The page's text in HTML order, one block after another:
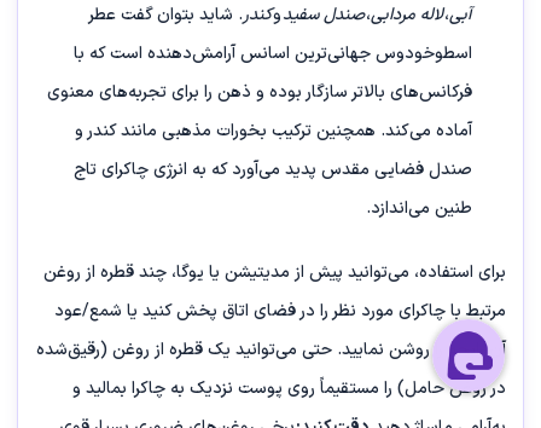
آبی،لاله مردابی،صندل سفیدوکندر. شاید بتوان گفت عطر
اسطوخودوس جهانی‌ترین اسانس آرامش‌دهنده است که با
فرکانس‌های بالاتر سازگار بوده و ذهن را برای تجربه‌های معنوی
آماده می‌کند. همچنین ترکیب بخورات مذهبی مانند کندر و
صندل فضایی مقدس پدید می‌آورد که به انرژی چاکرای تاج
طنین می‌اندازد.
برای استفاده، می‌توانید پیش از مدیتیشن یا یوگا، چند قطره از روغن
مرتبط با چاکرای مورد نظر را در فضای اتاق پخش کنید یا شمع/عود
آن رایحه را روشن نمایید. حتی می‌توانید یک قطره از روغن (رقیق‌شده
در روغن حامل) را مستقیماً روی پوست نزدیک به چاکرا بمالید و